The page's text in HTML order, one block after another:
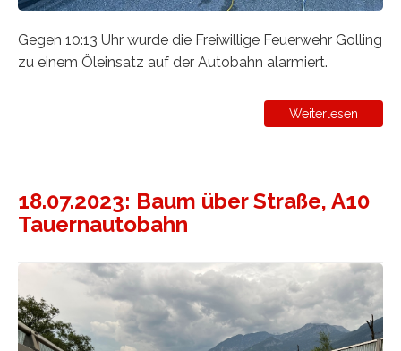
Gegen 10:13 Uhr wurde die Freiwillige Feuerwehr Golling
zu einem Öleinsatz auf der Autobahn alarmiert.
Weiterlesen
18.07.2023: Baum über Straße, A10
Tauernautobahn